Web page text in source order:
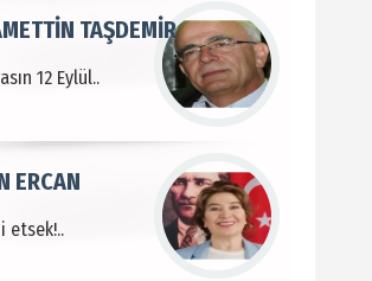
12 Eylül..
TAŞDEMİR
etsek!..
ERCAN